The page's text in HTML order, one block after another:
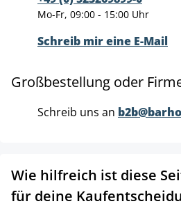
Mo-Fr, 09:00 - 15:00 Uhr
Schreib mir eine E-Mail
Großbestellung oder
Schreib uns an
Wie hilfreich ist diese
für deine